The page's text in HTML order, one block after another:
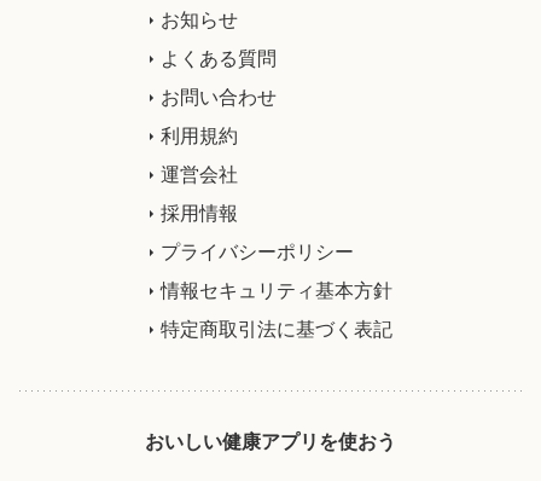
お知らせ
よくある質問
お問い合わせ
利用規約
運営会社
採用情報
プライバシーポリシー
情報セキュリティ基本方針
特定商取引法に基づく表記
おいしい健康アプリを使おう